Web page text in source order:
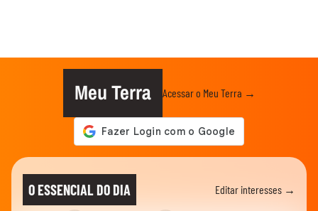
Meu Terra Acessar o Meu Terra →
O ESSENCIAL DO DIA Editar interesses →